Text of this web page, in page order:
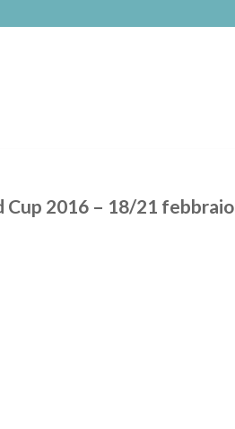
Cup 2016 – 18/21 febbraio